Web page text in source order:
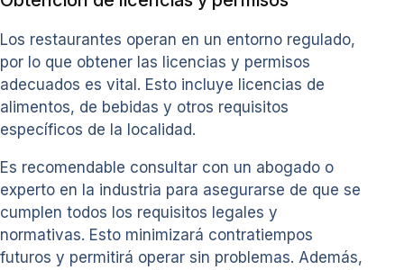
Los restaurantes operan en un entorno regulado,
por lo que obtener las licencias y permisos
adecuados es vital. Esto incluye licencias de
alimentos, de bebidas y otros requisitos
específicos de la localidad.
Es recomendable consultar con un abogado o
experto en la industria para asegurarse de que se
cumplen todos los requisitos legales y
normativas. Esto minimizará contratiempos
futuros y permitirá operar sin problemas. Además,